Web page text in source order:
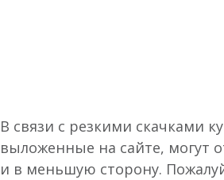
В связи с резкими скачками
выложенные на сайте, могут
и в меньшую сторону.